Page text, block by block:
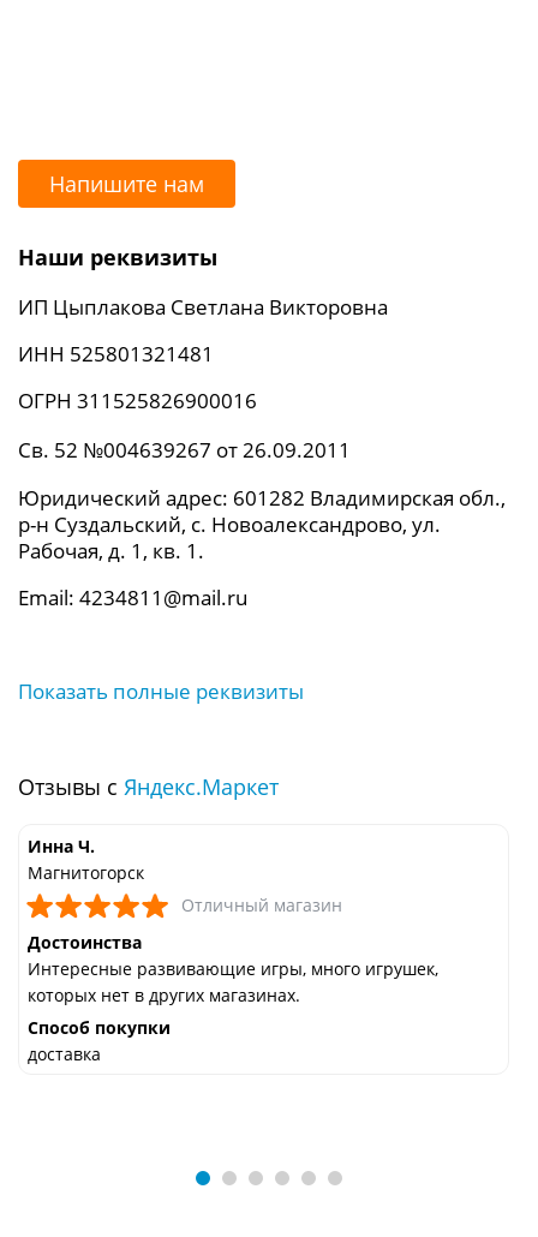
Напишите нам
Наши реквизиты
ИП Цыплакова Светлана Викторовна
ИНН 525801321481
ОГРН 311525826900016
Св. 52 №004639267 от 26.09.2011
Юридический адрес: 601282 Владимирская обл.,
р-н Суздальский, с. Новоалександрово, ул.
Рабочая, д. 1, кв. 1.
Email: 4234811@mail.ru
Показать полные реквизиты
Отзывы с Яндекс.Маркет
Инна Ч.
Магнитогорск
Отличный магазин
Достоинства
Интересные развивающие игры, много игрушек,
которых нет в других магазинах.
Способ покупки
доставка